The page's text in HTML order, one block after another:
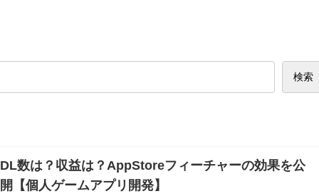
検索
DL数は？収益は？AppStoreフィーチャーの効果を公
開【個人ゲームアプリ開発】